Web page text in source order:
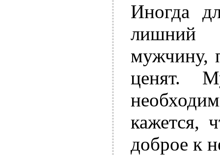
Иногда
лишний
мужчину,
ценят.
кажется,
доброе к